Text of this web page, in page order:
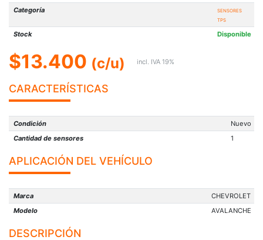
Categoría
SENSORES
TPS
Stock Disponible
$13.400 (c/u) incl. IVA 19%
CARACTERÍSTICAS
Condición
Nuevo
Cantidad de sensores
1
APLICACIÓN DEL VEHÍCULO
Marca
CHEVROLET
Modelo
AVALANCHE
DESCRIPCIÓN